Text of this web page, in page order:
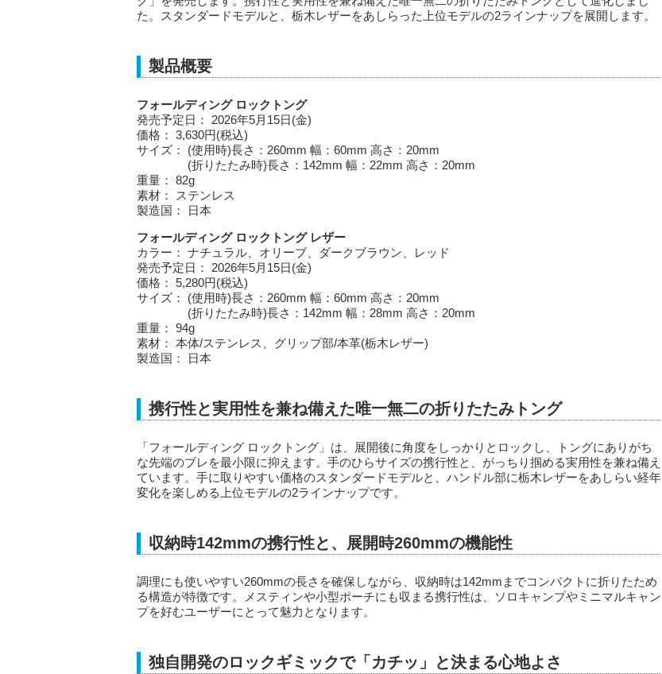
た。スタンダードモデルと、栃木レザーをあしらった上位モデルの2ラインナップを展開します。
製品概要
フォールディング ロックトング
発売予定日： 2026年5月15日(金)
価格： 3,630円(税込)
サイズ： (使用時)長さ：260mm 幅：60mm 高さ：20mm
(折りたたみ時)長さ：142mm 幅：22mm 高さ：20mm
重量： 82g
素材： ステンレス
製造国： 日本
フォールディング ロックトング レザー
カラー： ナチュラル、オリーブ、ダークブラウン、レッド
発売予定日： 2026年5月15日(金)
価格： 5,280円(税込)
サイズ： (使用時)長さ：260mm 幅：60mm 高さ：20mm
(折りたたみ時)長さ：142mm 幅：28mm 高さ：20mm
重量： 94g
素材： 本体/ステンレス、グリップ部/本革(栃木レザー)
製造国： 日本
携行性と実用性を兼ね備えた唯一無二の折りたたみトング
「フォールディング ロックトング」は、展開後に角度をしっかりとロックし、トングにありがち
な先端のブレを最小限に抑えます。手のひらサイズの携行性と、がっちり掴める実用性を兼ね備え
ています。手に取りやすい価格のスタンダードモデルと、ハンドル部に栃木レザーをあしらい経年
変化を楽しめる上位モデルの2ラインナップです。
収納時142mmの携行性と、展開時260mmの機能性
調理にも使いやすい260mmの長さを確保しながら、収納時は142mmまでコンパクトに折りたため
る構造が特徴です。メスティンや小型ポーチにも収まる携行性は、ソロキャンプやミニマルキャン
プを好むユーザーにとって魅力となります。
独自開発のロックギミックで「カチッ」と決まる心地よさ